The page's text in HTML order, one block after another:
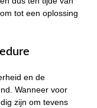
tot een oplossing
en de
Wanneer voor
zijn om tevens